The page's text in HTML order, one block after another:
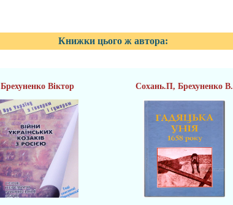
Книжки цього ж автора:
Брехуненко Віктор Сохань.П, Брехуненко В.